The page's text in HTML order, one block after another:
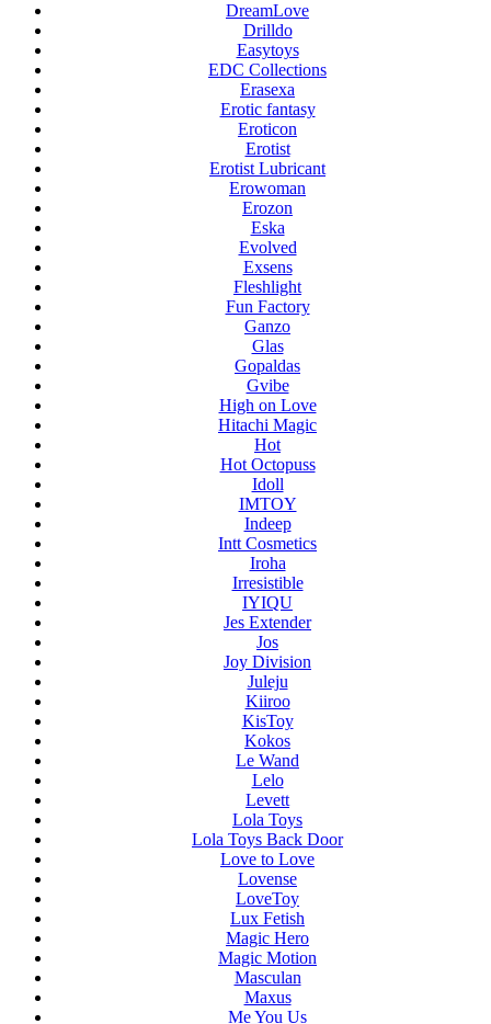
DreamLove
Drilldo
Easytoys
EDC Collections
Erasexa
Erotic fantasy
Eroticon
Erotist
Erotist Lubricant
Erowoman
Erozon
Eska
Evolved
Exsens
Fleshlight
Fun Factory
Ganzo
Glas
Gopaldas
Gvibe
High on Love
Hitachi Magic
Hot
Hot Octopuss
Idoll
IMTOY
Indeep
Intt Cosmetics
Iroha
Irresistible
IYIQU
Jes Extender
Jos
Joy Division
Juleju
Kiiroo
KisToy
Kokos
Le Wand
Lelo
Levett
Lola Toys
Lola Toys Back Door
Love to Love
Lovense
LoveToy
Lux Fetish
Magic Hero
Magic Motion
Masculan
Maxus
Me You Us